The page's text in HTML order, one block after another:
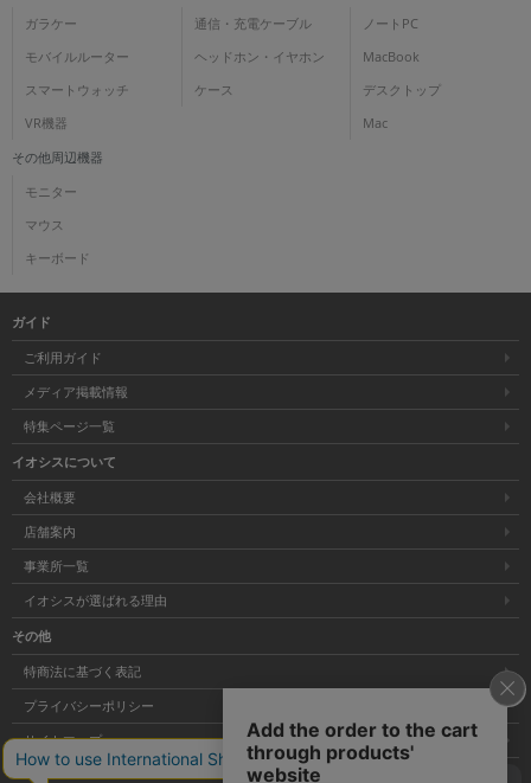
ガラケー
モバイルルーター
スマートウォッチ
VR機器
通信・充電ケーブル
ヘッドホン・イヤホン
ケース
ノートPC
MacBook
デスクトップ
Mac
その他周辺機器
モニター
マウス
キーボード
ガイド
ご利用ガイド
メディア掲載情報
特集ページ一覧
イオシスについて
会社概要
店舗案内
事業所一覧
イオシスが選ばれる理由
その他
特商法に基づく表記
プライバシーポリシー
サイトマップ